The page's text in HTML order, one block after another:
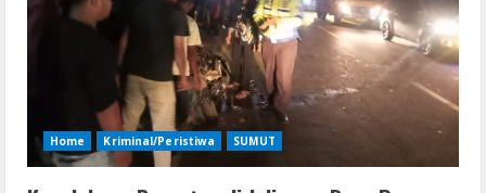
Home Kriminal/Peristiwa SUMUT